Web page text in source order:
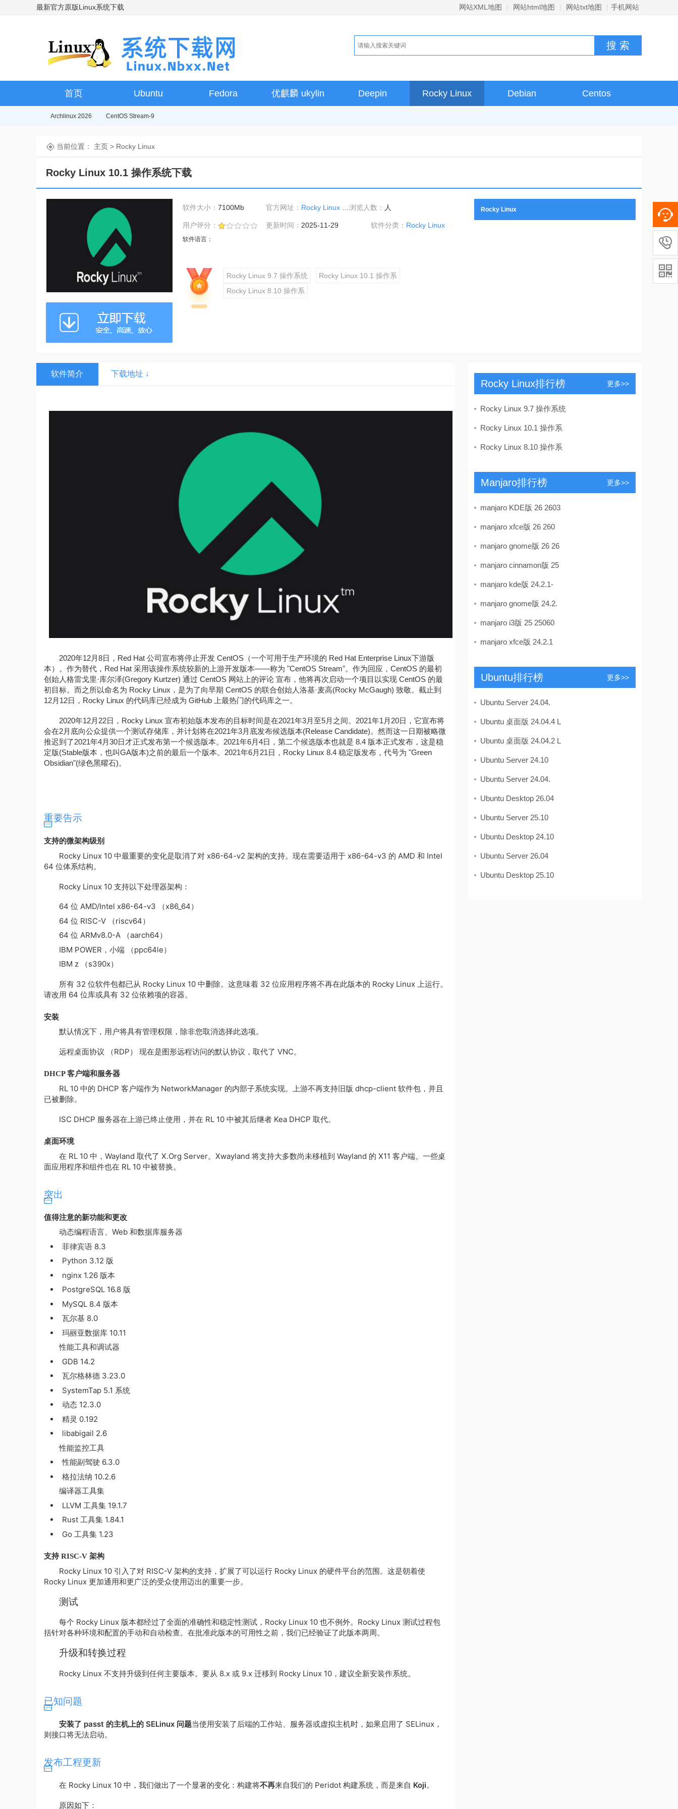
最新官方原版Linux系统下载 网站XML地图 | 网站html地图 | 网站txt地图 | 手机网站
首页 Ubuntu Fedora 优麒麟 ukylin Deepin Rocky Linux Debian Centos
Archlinux 2026 CentOS Stream-9
当前位置： 主页 > Rocky Linux
Rocky Linux 10.1 操作系统下载
软件大小： 7100Mb 官方网址： Rocky Linux 10.1 操作系统下载官网 浏览人数： 人
用户评分： 更新时间： 2025-11-29 软件分类： Rocky Linux
软件语言：
Rocky Linux 9.7 操作系统
Rocky Linux 10.1 操作系
Rocky Linux 8.10 操作系
Rocky Linux
软件简介 下载地址 ↓
2020年12月8日，Red Hat 公司宣布将停止开发 CentOS（一个可用于生产环境的 Red Hat Enterprise Linux下游版
本）。作为替代，Red Hat 采用该操作系统较新的上游开发版本——称为 "CentOS Stream"。作为回应，CentOS 的最初
创始人格雷戈里·库尔泽(Gregory Kurtzer) 通过 CentOS 网站上的评论 宣布，他将再次启动一个项目以实现 CentOS 的最
初目标。而之所以命名为 Rocky Linux，是为了向早期 CentOS 的联合创始人洛基·麦高(Rocky McGaugh) 致敬。截止到
12月12日，Rocky Linux 的代码库已经成为 GitHub 上最热门的代码库之一。
2020年12月22日，Rocky Linux 宣布初始版本发布的目标时间是在2021年3月至5月之间。2021年1月20日，它宣布将
会在2月底向公众提供一个测试存储库，并计划将在2021年3月底发布候选版本(Release Candidate)。然而这一日期被略微
推迟到了2021年4月30日才正式发布第一个候选版本。2021年6月4日，第二个候选版本也就是 8.4 版本正式发布，这是稳
定版(Stable版本，也叫GA版本)之前的最后一个版本。2021年6月21日，Rocky Linux 8.4 稳定版发布，代号为 "Green
Obsidian"(绿色黑曜石)。
重要告示
支持的微架构级别
Rocky Linux 10 中最重要的变化是取消了对 x86-64-v2 架构的支持。现在需要适用于 x86-64-v3 的 AMD 和 Intel
64 位体系结构。
Rocky Linux 10 支持以下处理器架构：
64 位 AMD/Intel x86-64-v3 （x86_64）
64 位 RISC-V （riscv64）
64 位 ARMv8.0-A （aarch64）
IBM POWER，小端 （ppc64le）
IBM z （s390x）
所有 32 位软件包都已从 Rocky Linux 10 中删除。这意味着 32 位应用程序将不再在此版本的 Rocky Linux 上运行。
请改用 64 位库或具有 32 位依赖项的容器。
安装
默认情况下，用户将具有管理权限，除非您取消选择此选项。
远程桌面协议 （RDP） 现在是图形远程访问的默认协议，取代了 VNC。
DHCP 客户端和服务器
RL 10 中的 DHCP 客户端作为 NetworkManager 的内部子系统实现。上游不再支持旧版 dhcp-client 软件包，并且
已被删除。
ISC DHCP 服务器在上游已终止使用，并在 RL 10 中被其后继者 Kea DHCP 取代。
桌面环境
在 RL 10 中，Wayland 取代了 X.Org Server。Xwayland 将支持大多数尚未移植到 Wayland 的 X11 客户端。一些桌
面应用程序和组件也在 RL 10 中被替换。
突出
值得注意的新功能和更改
动态编程语言、Web 和数据库服务器
菲律宾语 8.3
Python 3.12 版
nginx 1.26 版本
PostgreSQL 16.8 版
MySQL 8.4 版本
瓦尔基 8.0
玛丽亚数据库 10.11
性能工具和调试器
GDB 14.2
瓦尔格林德 3.23.0
SystemTap 5.1 系统
动态 12.3.0
精灵 0.192
libabigail 2.6
性能监控工具
性能副驾驶 6.3.0
格拉法纳 10.2.6
编译器工具集
LLVM 工具集 19.1.7
Rust 工具集 1.84.1
Go 工具集 1.23
支持 RISC-V 架构
Rocky Linux 10 引入了对 RISC-V 架构的支持，扩展了可以运行 Rocky Linux 的硬件平台的范围。这是朝着使
Rocky Linux 更加通用和更广泛的受众使用迈出的重要一步。
测试
每个 Rocky Linux 版本都经过了全面的准确性和稳定性测试，Rocky Linux 10 也不例外。Rocky Linux 测试过程包
括针对各种环境和配置的手动和自动检查。在批准此版本的可用性之前，我们已经验证了此版本两周。
升级和转换过程
Rocky Linux 不支持升级到任何主要版本。要从 8.x 或 9.x 迁移到 Rocky Linux 10，建议全新安装作系统。
已知问题
安装了 passt 的主机上的 SELinux 问题当使用安装了后端的工作站、服务器或虚拟主机时，如果启用了 SELinux，
则接口将无法启动。
发布工程更新
在 Rocky Linux 10 中，我们做出了一个显著的变化：构建将不再来自我们的 Peridot 构建系统，而是来自 Koji。
原因如下：
Rocky Linux排行榜 更多>>
Rocky Linux 9.7 操作系统
Rocky Linux 10.1 操作系
Rocky Linux 8.10 操作系
Manjaro排行榜 更多>>
manjaro KDE版 26 2603
manjaro xfce版 26 260
manjaro gnome版 26 26
manjaro cinnamon版 25
manjaro kde版 24.2.1-
manjaro gnome版 24.2.
manjaro i3版 25 25060
manjaro xfce版 24.2.1
Ubuntu排行榜 更多>>
Ubuntu Server 24.04.
Ubuntu 桌面版 24.04.4 L
Ubuntu 桌面版 24.04.2 L
Ubuntu Server 24.10
Ubuntu Server 24.04.
Ubuntu Desktop 26.04
Ubuntu Server 25.10
Ubuntu Desktop 24.10
Ubuntu Server 26.04
Ubuntu Desktop 25.10

